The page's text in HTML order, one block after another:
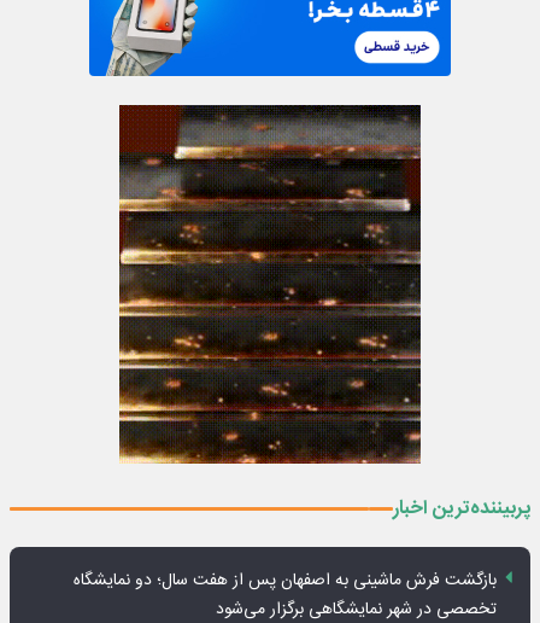
پربیننده‌ترین اخبار
بازگشت فرش ماشینی به اصفهان پس از هفت سال؛ دو نمایشگاه
تخصصی در شهر نمایشگاهی برگزار می‌شود